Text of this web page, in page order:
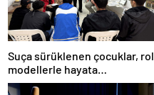
Suça sürüklenen çocuklar, rol
modellerle hayata
hazırlanıyor